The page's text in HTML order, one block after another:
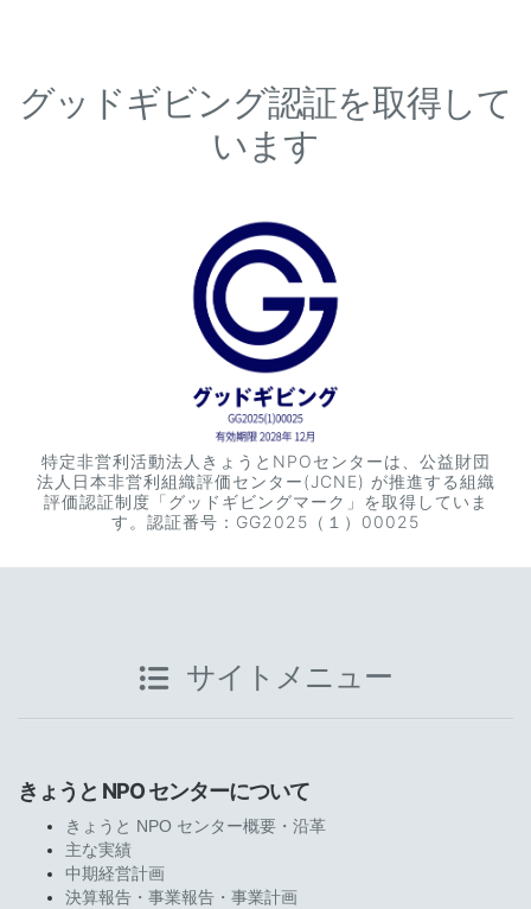
グッドギビング認証を取得して
います
特定非営利活動法人きょうとNPOセンターは、公益財団
法人日本非営利組織評価センター(JCNE) が推進する組織
評価認証制度「グッドギビングマーク」を取得していま
す。認証番号：GG2025（１）00025
サイトメニュー
きょうと NPO センターについて
きょうと NPO センター概要・沿革
主な実績
中期経営計画
決算報告・事業報告・事業計画